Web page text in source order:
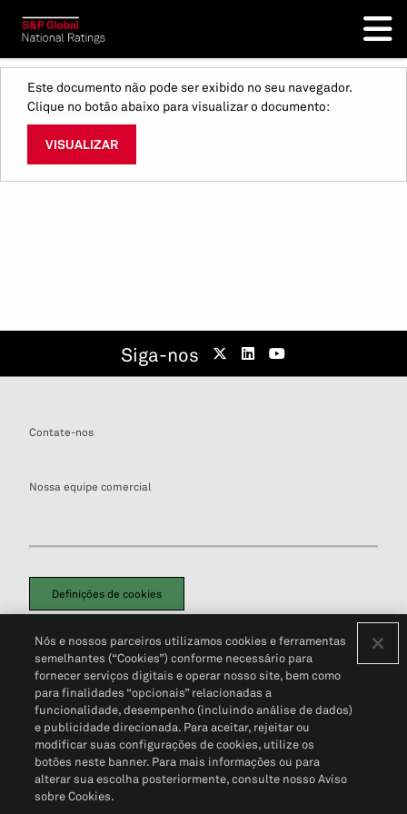
Este documento não pode ser exibido no seu navegador.
Clique no botão abaixo para visualizar o documento:
VISUALIZAR
Siga-nos
Contate-nos
Nossa equipe comercial
Definições de cookies
Política de PrivacidadePortal de privacidade do cliente (em inglês)
Não Venda Minhas Informações Pessoais© 2026 S&P Global
Nós e nossos parceiros utilizamos cookies e ferramentas
semelhantes (“Cookies”) conforme necessário para
fornecer serviços digitais e operar nosso site, bem como
para finalidades “opcionais” relacionadas a
funcionalidade, desempenho (incluindo análise de dados)
e publicidade direcionada. Para aceitar, rejeitar ou
modificar suas configurações de cookies, utilize os
botões neste banner. Para mais informações ou para
alterar sua escolha posteriormente, consulte nosso Aviso
sobre Cookies.